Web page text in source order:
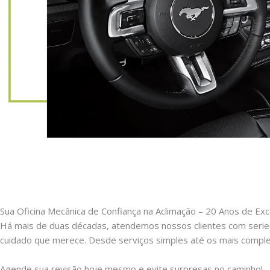
Sua Oficina Mecânica de Confiança na Aclimação – 20 Anos de
Há mais de duas décadas, atendemos nossos clientes com
cuidado que merece. Desde serviços simples até os mais